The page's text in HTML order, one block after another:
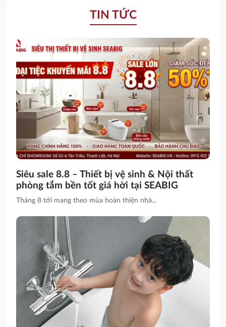
TIN TỨC
Siêu sale 8.8 – Thiết bị vệ sinh & Nội thất
phòng tắm bền tốt giá hời tại SEABIG
Tháng 8 tới mang theo mùa hoàn thiện nhà...